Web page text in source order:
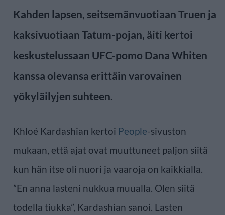
Kahden lapsen, seitsemänvuotiaan Truen ja
kaksivuotiaan Tatum-pojan, äiti kertoi
keskustelussaan UFC-pomo Dana Whiten
kanssa olevansa erittäin varovainen
yökyläilyjen suhteen.
Khloé Kardashian kertoi People-sivuston
mukaan, että ajat ovat muuttuneet paljon siitä
kun hän itse oli nuori ja vaaroja on kaikkialla.
”En anna lasteni nukkua muualla. Olen siitä
todella tiukka”, Kardashian sanoi. Lasten